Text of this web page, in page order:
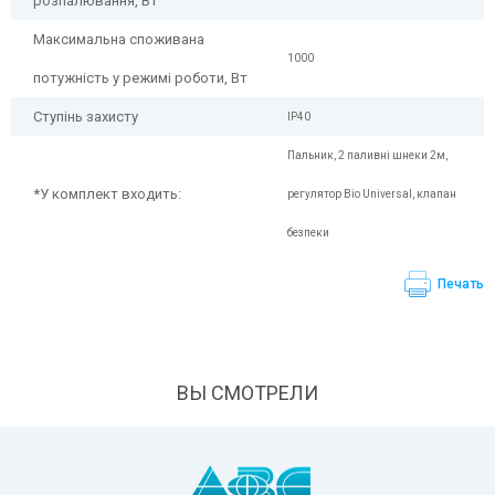
Максимальна споживана
потужність у режимі роботи, Вт
1000
Ступінь захисту IP40
*У комплект входить:
Пальник, 2 паливні шнеки 2м,
регулятор Bio Universal, клапан
безпеки
Печать
ВЫ СМОТРЕЛИ